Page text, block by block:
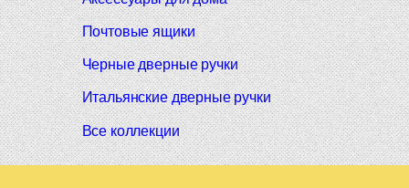
Почтовые ящики
Черные дверные ручки
Итальянские дверные ручки
Все коллекции